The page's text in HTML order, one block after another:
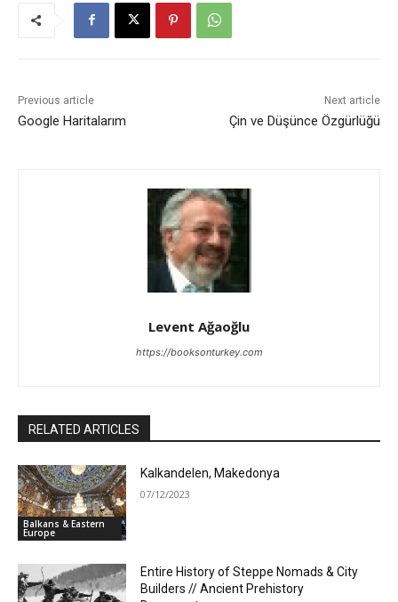
Previous article
Google Haritalarım
Next article
Çin ve Düşünce Özgürlüğü
Levent Ağaoğlu
https://booksonturkey.com
RELATED ARTICLES
Balkans & Eastern
Europe
Kalkandelen, Makedonya
07/12/2023
Entire History of Steppe Nomads & City
Builders // Ancient Prehistory